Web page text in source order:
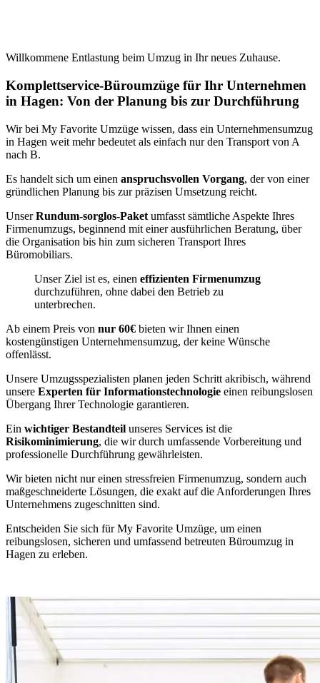
Willkommene Entlastung beim Umzug in Ihr neues Zuhause.
Komplettservice-Büroumzüge für Ihr Unternehmen
in Hagen: Von der Planung bis zur Durchführung
Wir bei My Favorite Umzüge wissen, dass ein Unternehmensumzug
in Hagen weit mehr bedeutet als einfach nur den Transport von A
nach B.
Es handelt sich um einen anspruchsvollen Vorgang, der von einer
gründlichen Planung bis zur präzisen Umsetzung reicht.
UnserRundum-sorglos-Paket umfasst sämtliche Aspekte Ihres
Firmenumzugs, beginnend mit einer ausführlichen Beratung, über
die Organisation bis hin zum sicheren Transport Ihres
Büromobiliars.
Unser Ziel ist es, einen effizienten Firmenumzug
durchzuführen, ohne dabei den Betrieb zu
unterbrechen.
Ab einem Preis von nur 60€ bieten wir Ihnen einen
kostengünstigen Unternehmensumzug, der keine Wünsche
offenlässt.
Unsere Umzugsspezialisten planen jeden Schritt akribisch, während
unsere Experten für Informationstechnologie einen reibungslosen
Übergang Ihrer Technologie garantieren.
Ein wichtiger Bestandteil unseres Services ist die
Risikominimierung, die wir durch umfassende Vorbereitung und
professionelle Durchführung gewährleisten.
Wir bieten nicht nur einen stressfreien Firmenumzug, sondern auch
maßgeschneiderte Lösungen, die exakt auf die Anforderungen Ihres
Unternehmens zugeschnitten sind.
Entscheiden Sie sich für My Favorite Umzüge, um einen
reibungslosen, sicheren und umfassend betreuten Büroumzug in
Hagen zu erleben.